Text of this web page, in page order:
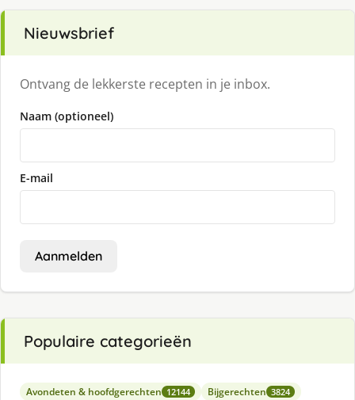
Nieuwsbrief
Ontvang de lekkerste recepten in je inbox.
Naam (optioneel)
E-mail
Aanmelden
Populaire categorieën
Avondeten & hoofdgerechten 12144 Bijgerechten 3824